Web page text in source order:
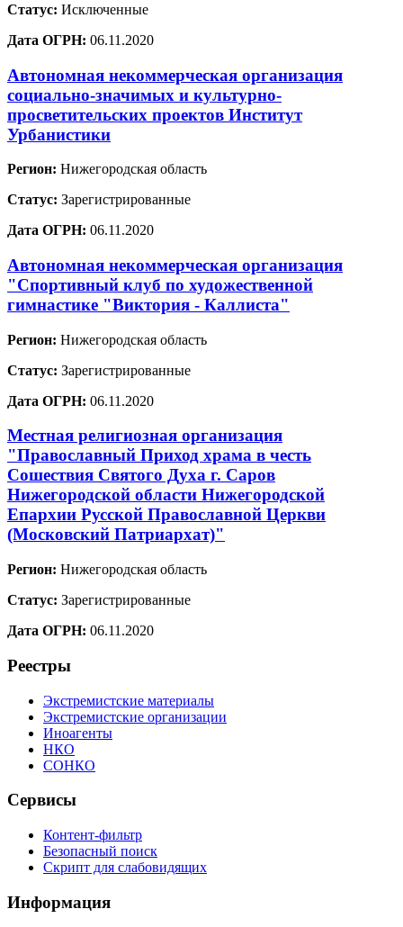
Статус: Исключенные
Дата ОГРН: 06.11.2020
Автономная некоммерческая организация
социально-значимых и культурно-
просветительских проектов Институт
Урбанистики
Регион: Нижегородская область
Статус: Зарегистрированные
Дата ОГРН: 06.11.2020
Автономная некоммерческая организация
"Спортивный клуб по художественной
гимнастике "Виктория - Каллиста"
Регион: Нижегородская область
Статус: Зарегистрированные
Дата ОГРН: 06.11.2020
Местная религиозная организация
"Православный Приход храма в честь
Сошествия Святого Духа г. Саров
Нижегородской области Нижегородской
Епархии Русской Православной Церкви
(Московский Патриархат)"
Регион: Нижегородская область
Статус: Зарегистрированные
Дата ОГРН: 06.11.2020
Реестры
Экстремистские материалы
Экстремистские организации
Иноагенты
НКО
СОНКО
Сервисы
Контент-фильтр
Безопасный поиск
Скрипт для слабовидящих
Информация